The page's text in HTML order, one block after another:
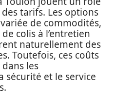
tarifs. Les options
de commodités,
colis à l’entretien
naturellement des
Toutefois, ces coûts
les
sécurité et le service